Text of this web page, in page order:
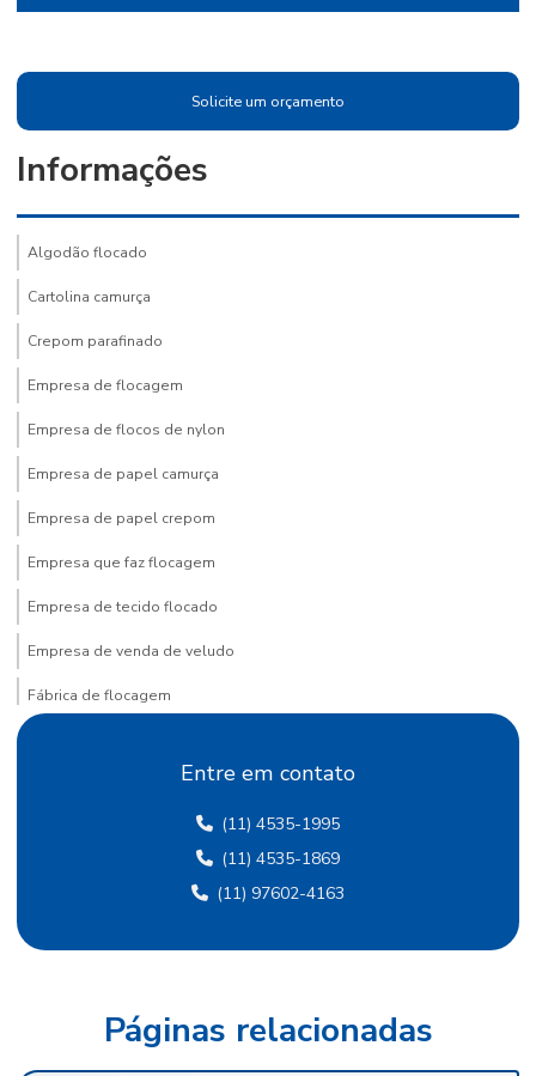
Solicite um orçamento
Informações
Algodão flocado
Cartolina camurça
Crepom parafinado
Empresa de flocagem
Empresa de flocos de nylon
Empresa de papel camurça
Empresa de papel crepom
Empresa que faz flocagem
Empresa de tecido flocado
Empresa de venda de veludo
Fábrica de flocagem
Fábrica de papel crepom em sp
Fábrica de papel de seda sp
Fábrica de veludo
Entre em contato
(11) 4535-1995
(11) 4535-1869
(11) 97602-4163
Páginas relacionadas